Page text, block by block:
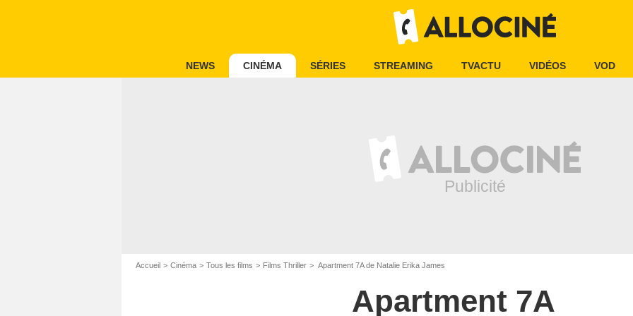
NEWS CINÉMA SÉRIES STREAMING TVACTU VIDÉOS VOD
Accueil Cinéma Tous les films Films Thriller Apartment 7A de Natalie Erika James
Apartment 7A